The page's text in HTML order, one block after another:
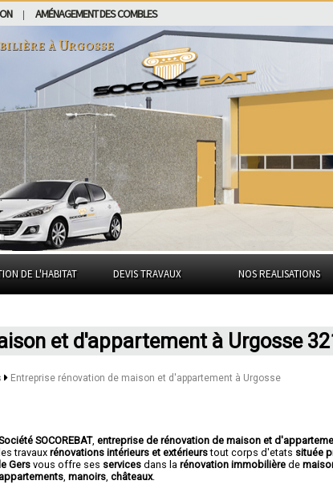
AMÉNAGEMENT DES COMBLES
àUrgosse
DE L'HABITAT DEVIS TRAVAUX NOS REALISATIONS
et d'appartement à Urgosse
Entreprise rénovation de maison et d'appartement à Urgosse
SOCOREBAT,entreprise de rénovation de maison et
les travauxrénovations intérieurs et extérieurstout corps d'etats située
le Gersvous offre ses services dans larénovation immobilière de
appartements ,manoirs ,châteaux.